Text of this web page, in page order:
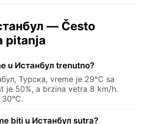
— Često
pitanja
u Истанбул trenutno?
Турска, vreme je 29°C sa
je 50%, a brzina vetra 8 km/h.
biti u Истанбул sutra?